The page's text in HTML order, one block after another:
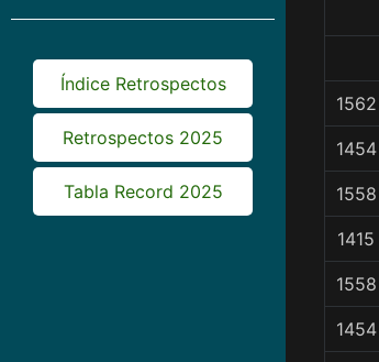
Índice Retrospectos
Retrospectos 2025
Tabla Record 2025
1562
1454
1558
1415
1558
1454